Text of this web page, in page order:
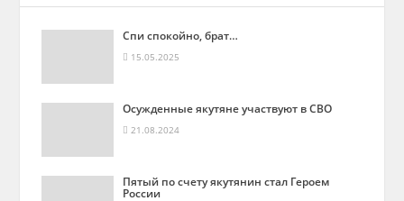
Спи спокойно, брат…
15.05.2025
Осужденные якутяне участвуют в СВО
21.08.2024
Пятый по счету якутянин стал Героем
России